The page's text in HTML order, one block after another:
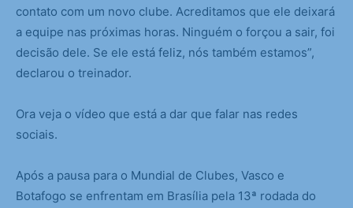
contato com um novo clube. Acreditamos que ele deixará
a equipe nas próximas horas. Ninguém o forçou a sair, foi
decisão dele. Se ele está feliz, nós também estamos”,
declarou o treinador.
Ora veja o vídeo que está a dar que falar nas redes
sociais.
Após a pausa para o Mundial de Clubes, Vasco e
Botafogo se enfrentam em Brasília pela 13ª rodada do